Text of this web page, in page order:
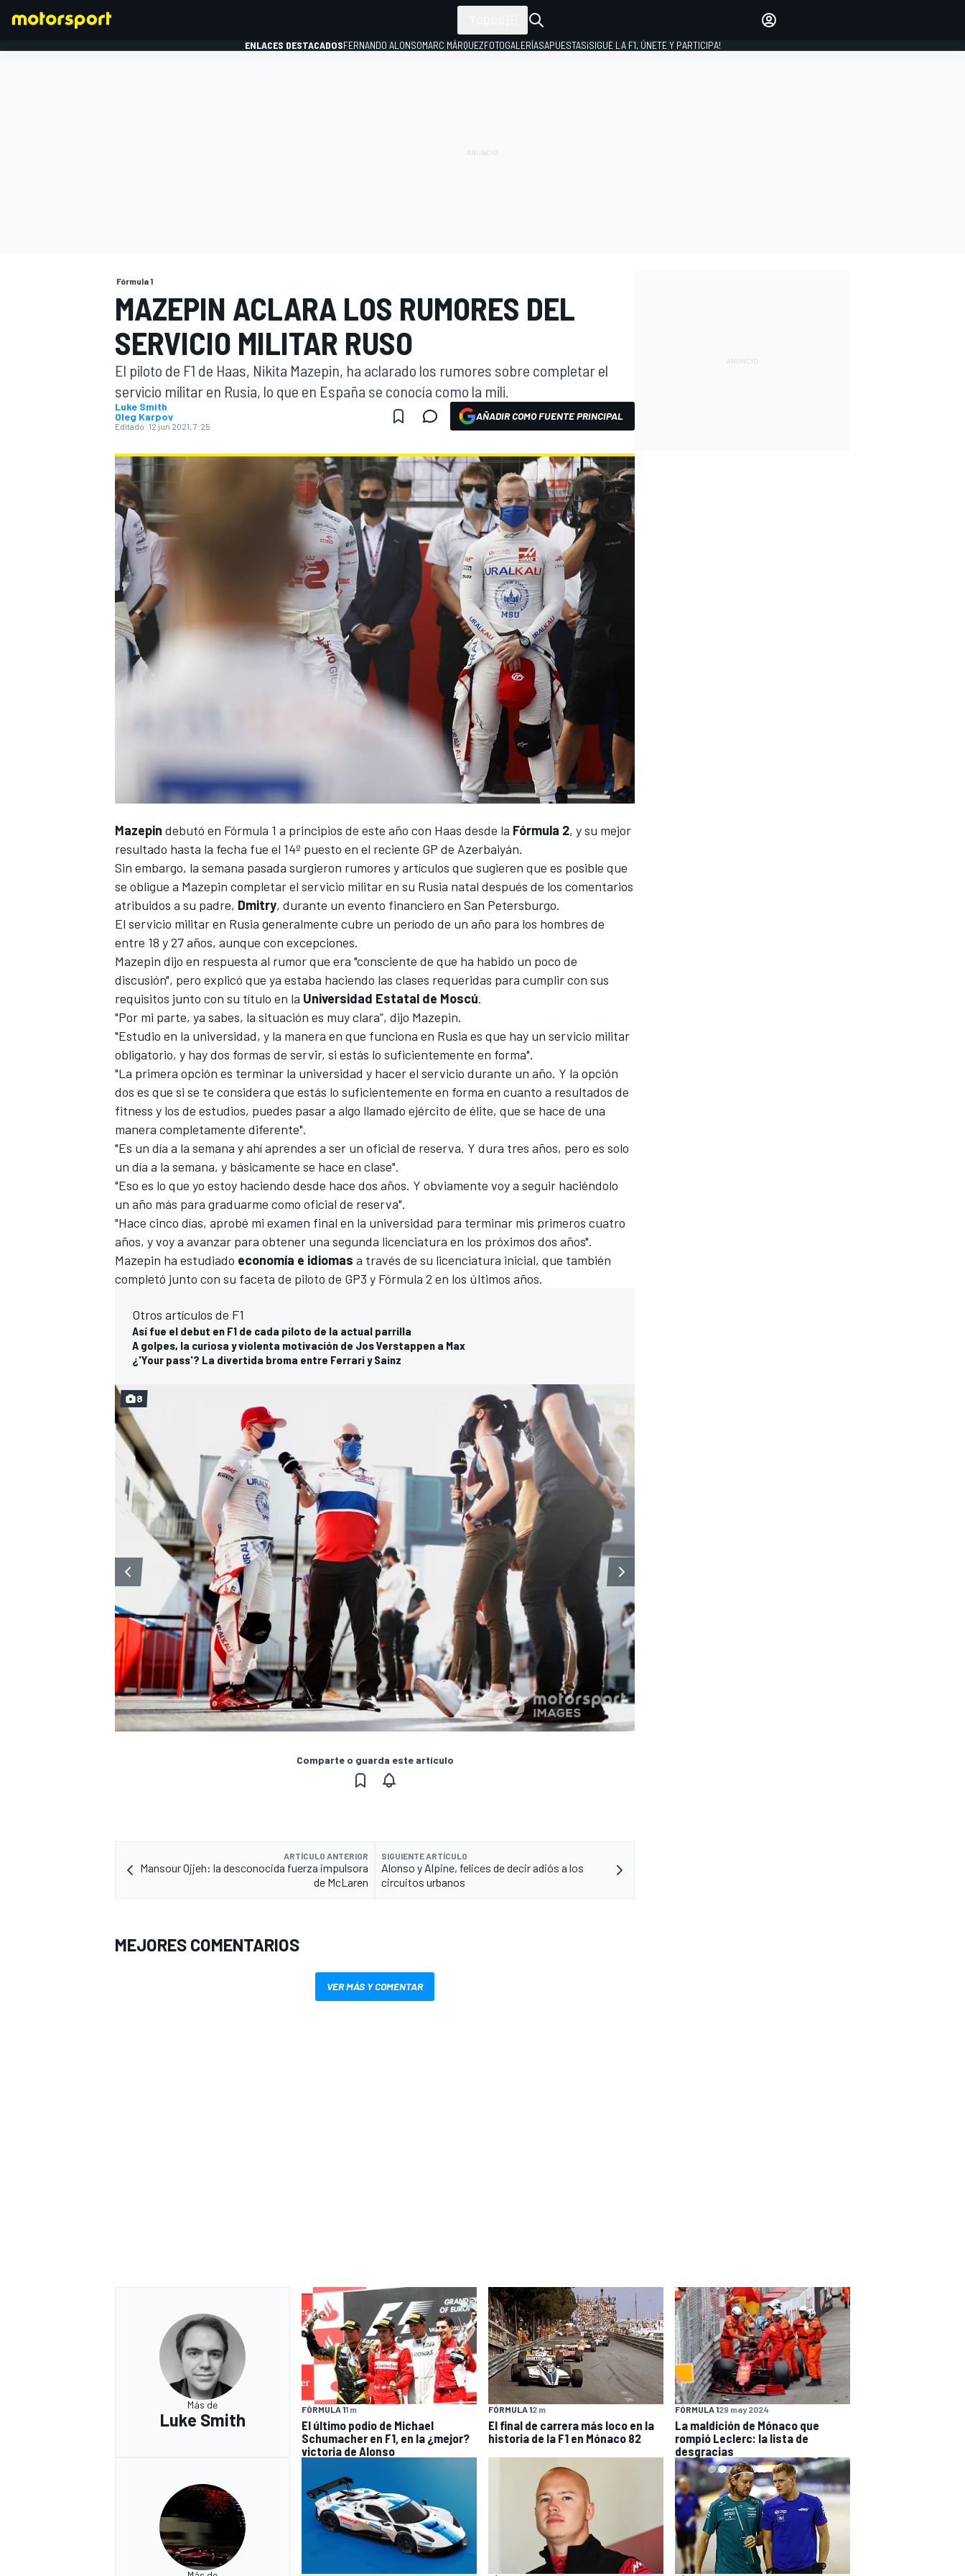
WEC FÓRMULA E
MÁS CATEGORÍAS
ENLACES DESTACADOSFERNANDO ALONSOMARC MÁRQUEZFOTOGALERÍASAPUESTAS¡SIGUE LA F1, ÚNETE Y PARTICIPA!
Fórmula 1
MAZEPIN ACLARA LOS RUMORES DEL
SERVICIO MILITAR RUSO
El piloto de F1 de Haas, Nikita Mazepin, ha aclarado los rumores sobre completar el
servicio militar en Rusia, lo que en España se conocía como la mili.
Luke Smith
Oleg Karpov
Editado: 12 jun 2021, 7:25
AÑADIR COMO FUENTE PRINCIPAL
Mazepin debutó en Fórmula 1 a principios de este año con Haas desde la Fórmula 2, y su mejor
resultado hasta la fecha fue el 14º puesto en el reciente GP de Azerbaiyán.
Sin embargo, la semana pasada surgieron rumores y artículos que sugieren que es posible que
se obligue a Mazepin completar el servicio militar en su Rusia natal después de los comentarios
atribuidos a su padre, Dmitry, durante un evento financiero en San Petersburgo.
El servicio militar en Rusia generalmente cubre un período de un año para los hombres de
entre 18 y 27 años, aunque con excepciones.
Mazepin dijo en respuesta al rumor que era "consciente de que ha habido un poco de
discusión", pero explicó que ya estaba haciendo las clases requeridas para cumplir con sus
requisitos junto con su título en la Universidad Estatal de Moscú.
"Por mi parte, ya sabes, la situación es muy clara”, dijo Mazepin.
"Estudio en la universidad, y la manera en que funciona en Rusia es que hay un servicio militar
obligatorio, y hay dos formas de servir, si estás lo suficientemente en forma".
"La primera opción es terminar la universidad y hacer el servicio durante un año. Y la opción
dos es que si se te considera que estás lo suficientemente en forma en cuanto a resultados de
fitness y los de estudios, puedes pasar a algo llamado ejército de élite, que se hace de una
manera completamente diferente".
"Es un día a la semana y ahí aprendes a ser un oficial de reserva. Y dura tres años, pero es solo
un día a la semana, y básicamente se hace en clase".
"Eso es lo que yo estoy haciendo desde hace dos años. Y obviamente voy a seguir haciéndolo
un año más para graduarme como oficial de reserva".
"Hace cinco días, aprobé mi examen final en la universidad para terminar mis primeros cuatro
años, y voy a avanzar para obtener una segunda licenciatura en los próximos dos años".
Mazepin ha estudiado economía e idiomas a través de su licenciatura inicial, que también
completó junto con su faceta de piloto de GP3 y Fórmula 2 en los últimos años.
Otros artículos de F1
Así fue el debut en F1 de cada piloto de la actual parrilla
A golpes, la curiosa y violenta motivación de Jos Verstappen a Max
¿'Your pass'? La divertida broma entre Ferrari y Sainz
8
Comparte o guarda este artículo
ARTÍCULO ANTERIOR
Mansour Ojjeh: la desconocida fuerza impulsora
de McLaren
SIGUIENTE ARTÍCULO
Alonso y Alpine, felices de decir adiós a los
circuitos urbanos
MEJORES COMENTARIOS
VER MÁS Y COMENTAR
Más de
Luke Smith
FÓRMULA 11 m
El último podio de Michael
Schumacher en F1, en la ¿mejor?
victoria de Alonso
FÓRMULA 12 m
El final de carrera más loco en la
historia de la F1 en Mónaco 82
FÓRMULA 129 may 2024
La maldición de Mónaco que
rompió Leclerc: la lista de
desgracias